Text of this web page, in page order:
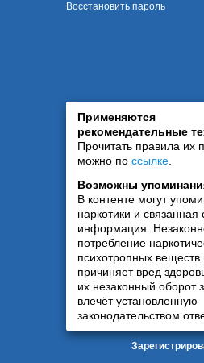
Восстановить пароль
Применяются
рекомендательные
Прочитать правила их
можно по ссылке
Возможны
В контенте могут
наркотики и связанная
информация.
потребление
психотропных веществ
причиняет вред
их незаконный оборот
влечёт установленную
законодательством